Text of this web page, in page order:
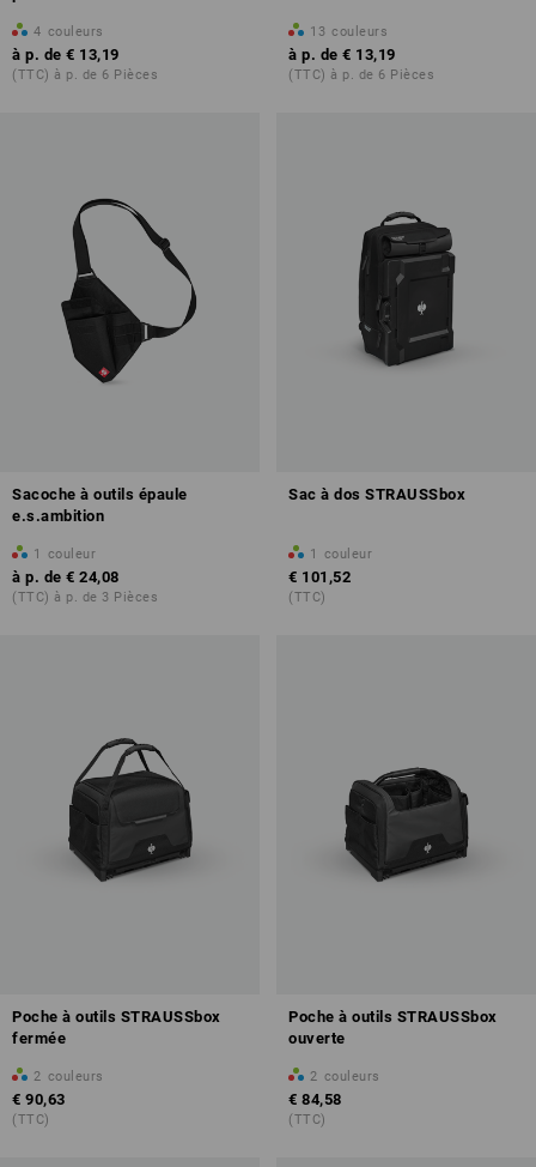
4 couleurs
à p. de € 13,19
(TTC) à p. de 6 Pièces
13 couleurs
à p. de € 13,19
(TTC) à p. de 6 Pièces
Sacoche à outils épaule
e.s.ambition
1 couleur
à p. de € 24,08
(TTC) à p. de 3 Pièces
Sac à dos STRAUSSbox
1 couleur
€ 101,52
(TTC)
Poche à outils STRAUSSbox
fermée
2 couleurs
€ 90,63
(TTC)
Poche à outils STRAUSSbox
ouverte
2 couleurs
€ 84,58
(TTC)